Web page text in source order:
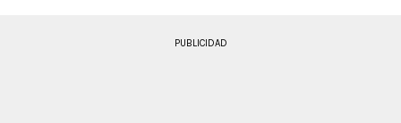
PUBLICIDAD